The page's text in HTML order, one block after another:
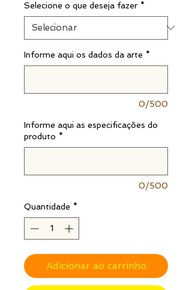
Selecione o que deseja fazer *
Informe aqui os dados da arte *
0/500
Informe aqui as especificações do
produto *
0/500
Quantidade *
Adicionar ao carrinho